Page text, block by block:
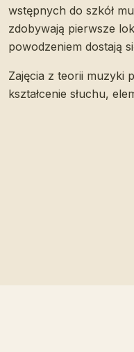
wstępnych do szkół
zdobywają pierwsze
powodzeniem dostają
Zajęcia z teorii muzyki
kształcenie słuchu,